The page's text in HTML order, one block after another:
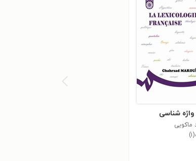
شناسی
ماکویی
(۱)